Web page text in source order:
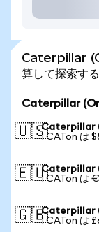
Caterpillar
算して探索する
Caterpillar
🇺🇸Caterpillar
1 CATon は
🇪🇺Caterpillar
1 CATon は
🇬🇧Caterpillar
1 CATon は